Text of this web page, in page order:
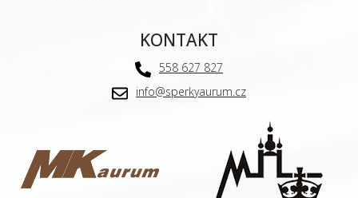
KONTAKT
558 627 827
info@sperkyaurum.cz